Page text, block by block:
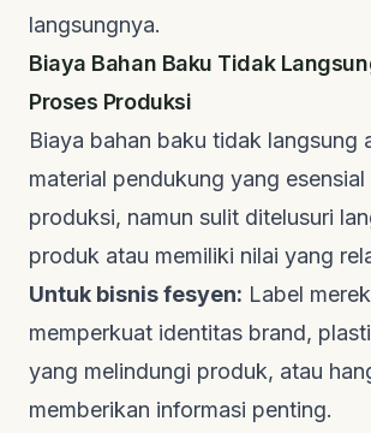
langsungnya.
Biaya Bahan Baku Tidak
Proses Produksi
Biaya bahan baku tidak langsung
material pendukung yang
produksi, namun sulit ditelusuri
produk atau memiliki nilai yang
Untuk bisnis fesyen: Label
memperkuat identitas brand,
yang melindungi produk, atau
memberikan informasi penting.